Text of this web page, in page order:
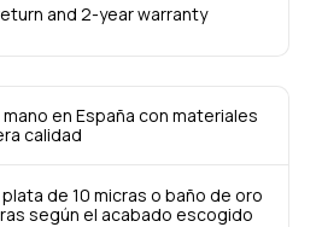
and 2-year warranty
en España con materiales
calidad
de 10 micras o baño de oro
según el acabado escogido